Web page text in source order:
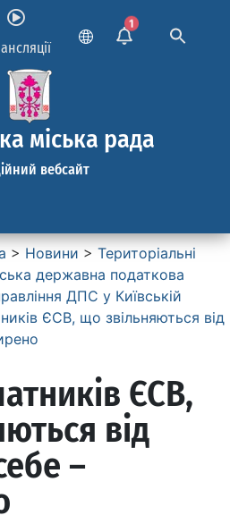
1
міська рада
вебсайт
> Новини > Територіальні
державна податкова
ДПС у Київській
ЄСВ, що звільняються від
ЄСВ,
від
–